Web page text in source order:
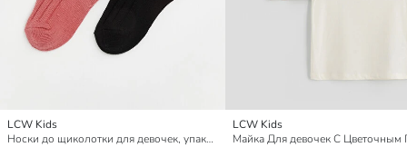
LCW Kids
Носки до щиколотки для девочек, упаковка из 2 штук
LCW Kids